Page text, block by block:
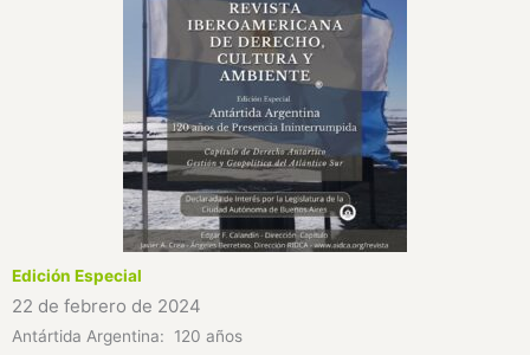
Edición Especial
22 de febrero de 2024
Antártida Argentina: 120 años